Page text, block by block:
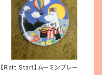
【Ratt Start】ムーミンプレート